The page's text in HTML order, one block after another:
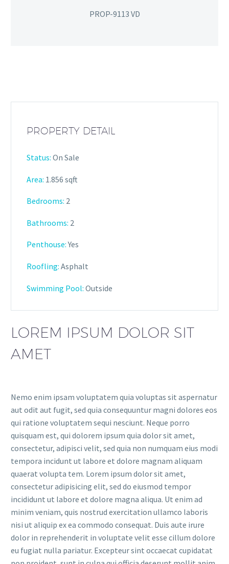
PROP-9113 VD
PROPERTY DETAIL
Status: On Sale
Area: 1.856 sqft
Bedrooms: 2
Bathrooms: 2
Penthouse:Yes
Roofling: Asphalt
Swimming Pool: Outside
LOREM IPSUM DOLOR SIT
AMET
Nemo enim ipsam voluptatem quia voluptas sit aspernatur
aut odit aut fugit, sed quia consequuntur magni dolores eos
qui ratione voluptatem sequi nesciunt. Neque porro
quisquam est, qui dolorem ipsum quia dolor sit amet,
consectetur, adipisci velit, sed quia non numquam eius modi
tempora incidunt ut labore et dolore magnam aliquam
quaerat volupta tem. Lorem ipsum dolor sit amet,
consectetur adipisicing elit, sed do eiusmod tempor
incididunt ut labore et dolore magna aliqua. Ut enim ad
minim veniam, quis nostrud exercitation ullamco laboris
nisi ut aliquip ex ea commodo consequat. Duis aute irure
dolor in reprehenderit in voluptate velit esse cillum dolore
eu fugiat nulla pariatur. Excepteur sint occaecat cupidatat